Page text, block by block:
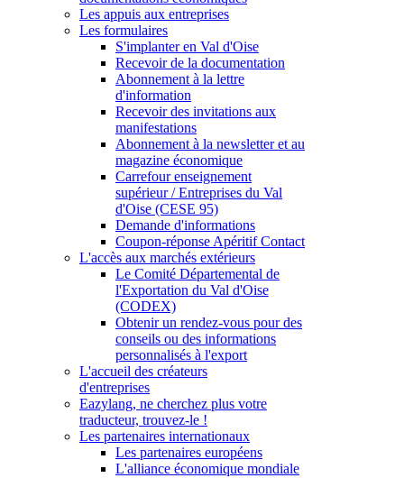
Les appuis aux entreprises
Les formulaires
S'implanter en Val d'Oise
Recevoir de la documentation
Abonnement à la lettre
d'information
Recevoir des invitations aux
manifestations
Abonnement à la newsletter et au
magazine économique
Carrefour enseignement
supérieur / Entreprises du Val
d'Oise (CESE 95)
Demande d'informations
Coupon-réponse Apéritif Contact
L'accès aux marchés extérieurs
Le Comité Départemental de
l'Exportation du Val d'Oise
(CODEX)
Obtenir un rendez-vous pour des
conseils ou des informations
personnalisés à l'export
L'accueil des créateurs
d'entreprises
Eazylang, ne cherchez plus votre
traducteur, trouvez-le !
Les partenaires internationaux
Les partenaires européens
L'alliance économique mondiale